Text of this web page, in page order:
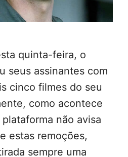
quinta-feira, o
seus assinantes com
cinco filmes do seu
como acontece
não avisa
estas remoções,
sempre uma